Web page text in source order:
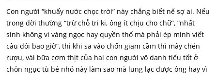
Con người “khuấy nước chọc trời” này chẳng biết nể sợ ai. Nếu
trong đời thường “trừ chỗ tri ki, ông ít chịu cho chữ”, “nhất
sinh không vì vàng ngọc hay quyền thố mà phải ép mình viết
câu đôi bao giờ”, thì khi sa vào chốn giam cầm thì mây chén
rượu, vài bữa cơm thịt của hai con người vô danh tiểu tốt ở
chôn ngục tù bé nhỏ này làm sao mà lung lạc được ông hay vì